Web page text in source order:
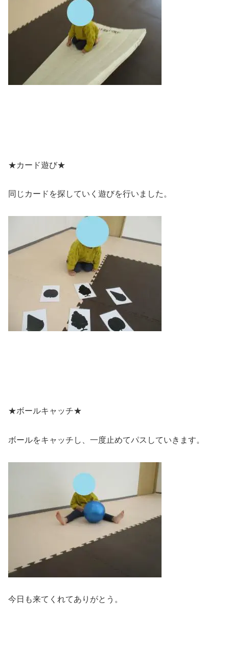
★カード遊び★
同じカードを探していく遊びを行いました。
★ボールキャッチ★
ボールをキャッチし、一度止めてパスしていきます。
今日も来てくれてありがとう。